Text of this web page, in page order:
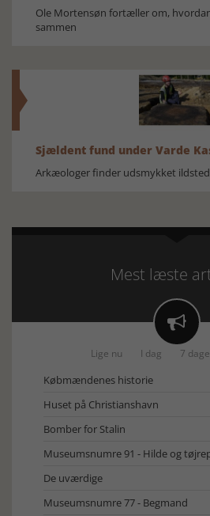
Ole Mortensøn fortæller om,
sammen
Sjældent fund under Varde
Arkæologer finder udsmykket
Mest læste

Lige nu I dag 7 dage
Købmændenes historie
Huset på Christianshavn
Bomber for Stalin
Museumsnumre 91 - Hilde og
De uværdige
Museumsnumre 77 - Begmand